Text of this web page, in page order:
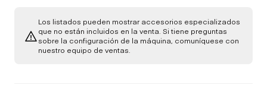
Brake Control
Starter
Transmission
Los listados pueden mostrar accesorios especializados
que no están incluidos en la venta. Si tiene preguntas
sobre la configuración de la máquina, comuníquese con
nuestro equipo de ventas.